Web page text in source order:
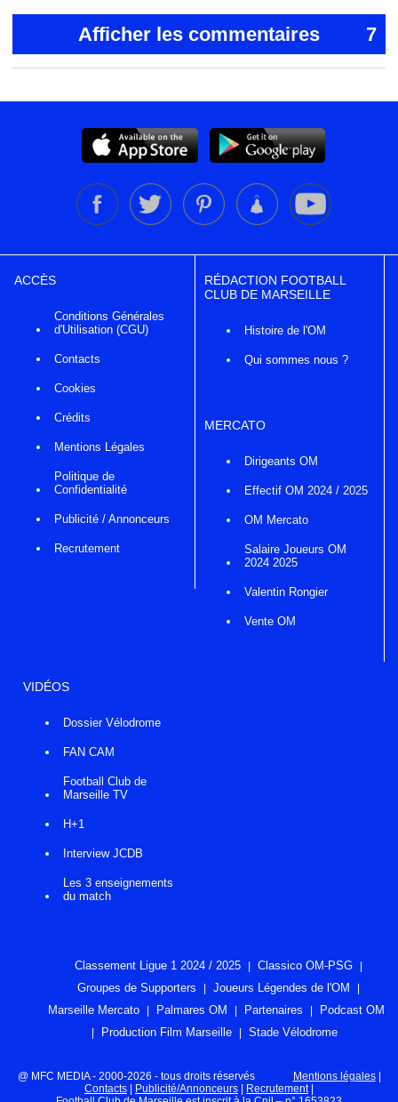
Afficher les commentaires 7
ACCÈS
Conditions Générales
d'Utilisation (CGU)
Contacts
Cookies
Crédits
Mentions Légales
Politique de
Confidentialité
Publicité / Annonceurs
Recrutement
RÉDACTION FOOTBALL
CLUB DE MARSEILLE
Histoire de l'OM
Qui sommes nous ?
MERCATO
Dirigeants OM
Effectif OM 2024 / 2025
OM Mercato
Salaire Joueurs OM
2024 2025
Valentin Rongier
Vente OM
VIDÉOS
Dossier Vélodrome
FAN CAM
Football Club de
Marseille TV
H+1
Interview JCDB
Les 3 enseignements
du match
Classement Ligue 1 2024 / 2025
Classico OM-PSG
Groupes de Supporters
Joueurs Légendes de l'OM
Marseille Mercato
Palmares OM Partenaires
Podcast OM
Production Film Marseille
Stade Vélodrome
@ MFC MEDIA - 2000-2026 - tous droits réservés Mentions légales|
Contacts | Publicité/Annonceurs | Recrutement|